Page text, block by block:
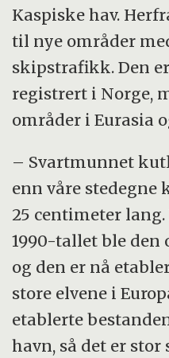
Kaspiske hav.
til nye områder
skipstrafikk. Den
registrert i Norge,
områder i Eurasia
– Svartmunnet
enn våre
25 centimeter
1990-tallet ble den
og den er nå
store elvene i
etablerte
havn, så det er